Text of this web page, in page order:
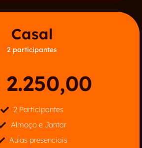
Casal
2 participantes
2.250,00
2 Participantes
Almoço e Jantar
Aulas presenciais